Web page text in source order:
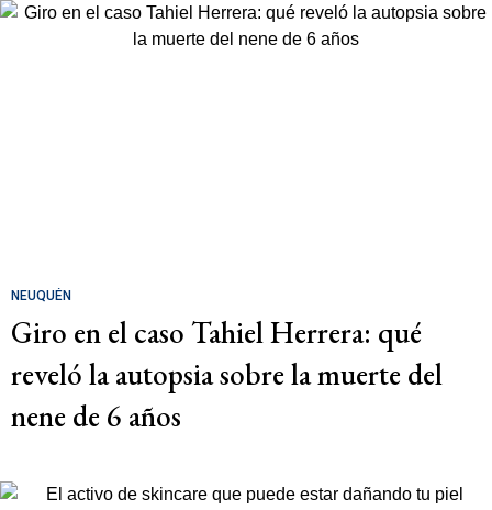
NEUQUÉN
Giro en el caso Tahiel Herrera: qué
reveló la autopsia sobre la muerte del
nene de 6 años